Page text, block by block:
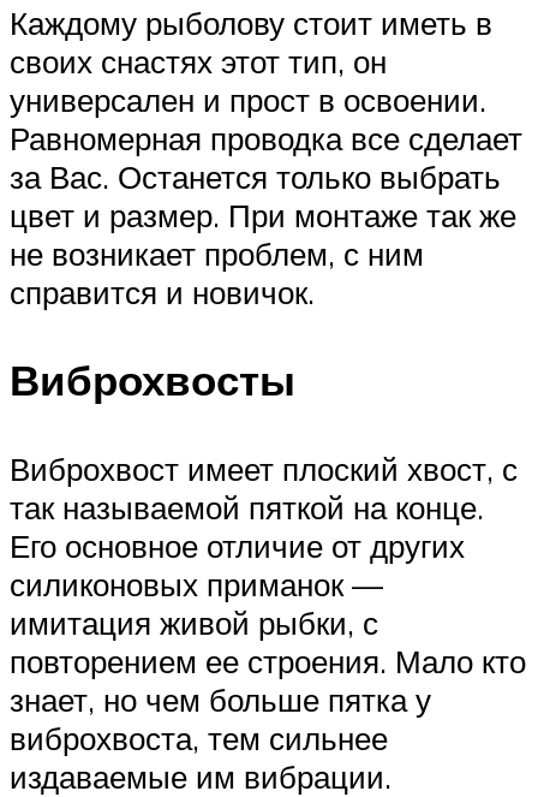
Каждому рыболову стоит иметь в
своих снастях этот тип, он
универсален и прост в освоении.
Равномерная проводка все сделает
за Вас. Останется только выбрать
цвет и размер. При монтаже так же
не возникает проблем, с ним
справится и новичок.
Виброхвосты
Виброхвост имеет плоский хвост, с
так называемой пяткой на конце.
Его основное отличие от других
силиконовых приманок —
имитация живой рыбки, с
повторением ее строения. Мало кто
знает, но чем больше пятка у
виброхвоста, тем сильнее
издаваемые им вибрации.